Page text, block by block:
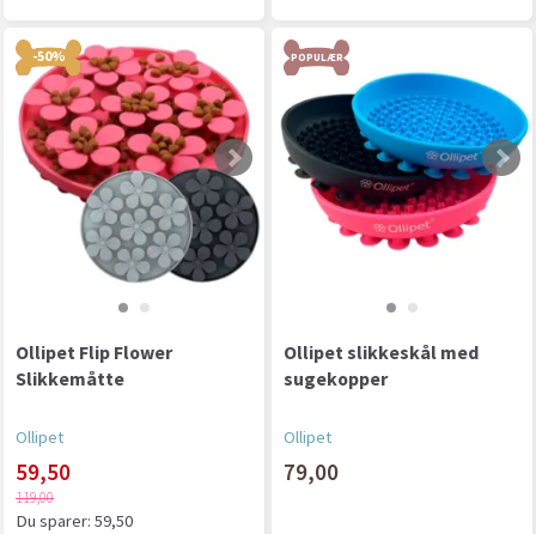
-50%
Ollipet Flip Flower
Slikkemåtte
Ollipet
59,50
119,00
Du sparer: 59,50
POPULÆR
Ollipet slikkeskål med
sugekopper
Ollipet
79,00